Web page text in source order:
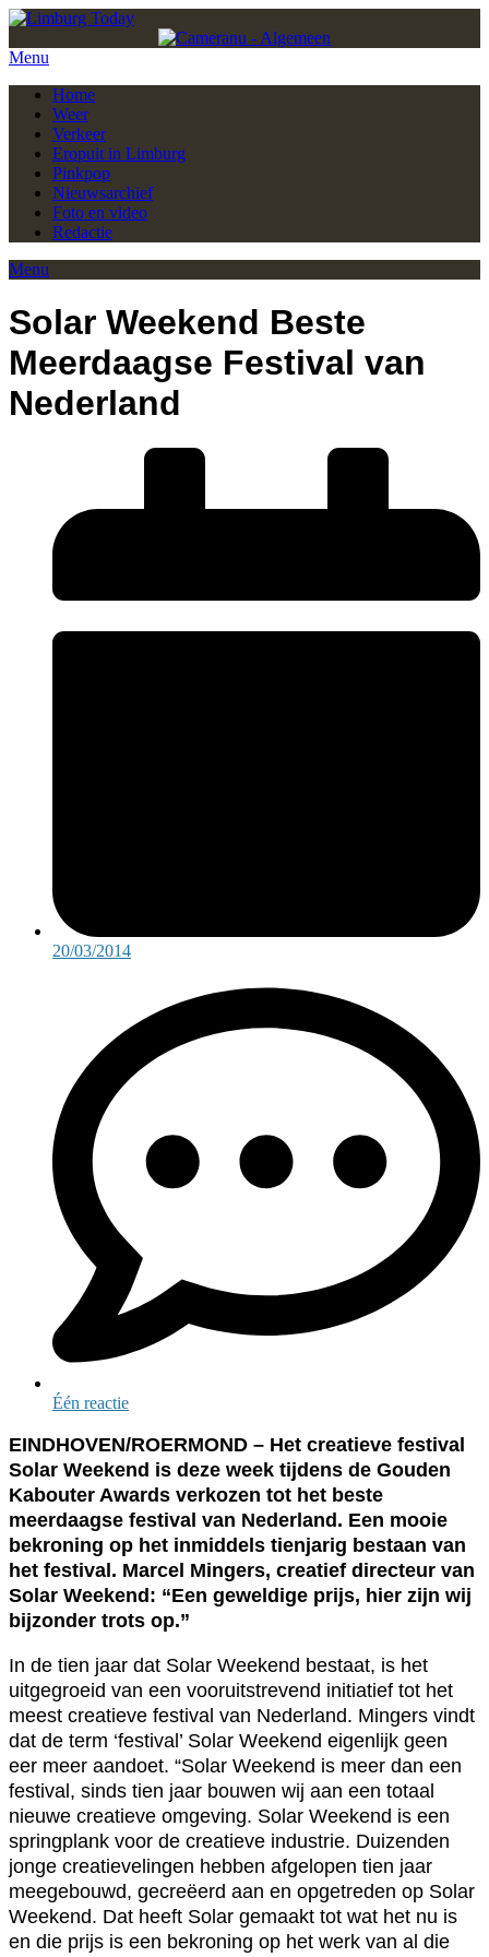
Menu
Home
Weer
Verkeer
Eropuit in Limburg
Pinkpop
Nieuwsarchief
Foto en video
Redactie
Menu
Solar Weekend Beste
Meerdaagse Festival van
Nederland
20/03/2014
Één reactie
EINDHOVEN/ROERMOND – Het creatieve festival
Solar Weekend is deze week tijdens de Gouden
Kabouter Awards verkozen tot het beste
meerdaagse festival van Nederland. Een mooie
bekroning op het inmiddels tienjarig bestaan van
het festival. Marcel Mingers, creatief directeur van
Solar Weekend: “Een geweldige prijs, hier zijn wij
bijzonder trots op.”
In de tien jaar dat Solar Weekend bestaat, is het
uitgegroeid van een vooruitstrevend initiatief tot het
meest creatieve festival van Nederland. Mingers vindt
dat de term ‘festival’ Solar Weekend eigenlijk geen
eer meer aandoet. “Solar Weekend is meer dan een
festival, sinds tien jaar bouwen wij aan een totaal
nieuwe creatieve omgeving. Solar Weekend is een
springplank voor de creatieve industrie. Duizenden
jonge creatievelingen hebben afgelopen tien jaar
meegebouwd, gecreëerd aan en opgetreden op Solar
Weekend. Dat heeft Solar gemaakt tot wat het nu is
en die prijs is een bekroning op het werk van al die